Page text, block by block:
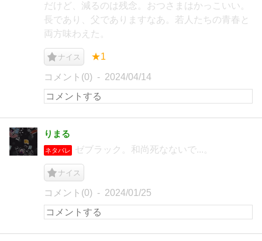
だけど、減るのは残念。おつさまはかっこいい。
長であり、父でありますなあ。若人たちの青春と
両方味わえた。
ナイス ★1
コメント(0) 2024/04/14
りまる
ネタバレ ゼブラック。和尚死なないで...。
ナイス
コメント(0) 2024/01/25